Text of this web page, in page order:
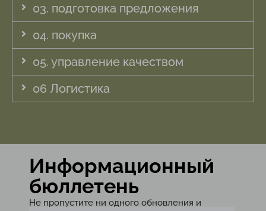
03. подготовка предложения
04. покупка
05. управление качеством
06 Логистика
Информационный
бюллетень
Не пропустите ни одного обновления и